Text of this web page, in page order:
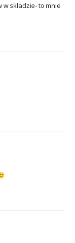
składzie- to mnie